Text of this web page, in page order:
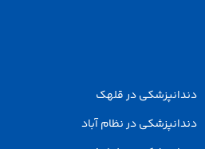
در قلهک
در نظام آباد